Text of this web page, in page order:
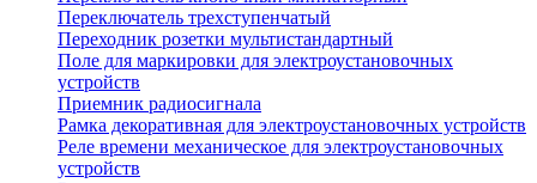
Переключатель трехступенчатый
Переходник розетки мультистандартный
Поле для маркировки для электроустановочных
устройств
Приемник радиосигнала
Рамка декоративная для электроустановочных устройств
Реле времени механическое для электроустановочных
устройств